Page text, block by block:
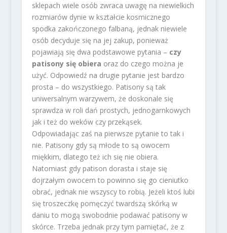
sklepach wiele osób zwraca uwagę na niewielkich
rozmiarów dynie w kształcie kosmicznego
spodka zakończonego falbaną, jednak niewiele
osób decyduje się na jej zakup, ponieważ
pojawiają się dwa podstawowe pytania – czy
patisony się obiera oraz do czego można je
użyć. Odpowiedź na drugie pytanie jest bardzo
prosta – do wszystkiego. Patisony są tak
uniwersalnym warzywem, że doskonale się
sprawdza w roli dań prostych, jednogarnkowych
jak i też do weków czy przekąsek.
Odpowiadając zaś na pierwsze pytanie to tak i
nie. Patisony gdy są młode to są owocem
miękkim, dlatego też ich się nie obiera.
Natomiast gdy patison dorasta i staje się
dojrzałym owocem to powinno się go cieniutko
obrać, jednak nie wszyscy to robią. Jeżeli ktoś lubi
się troszeczkę pomęczyć twardszą skórką w
daniu to mogą swobodnie podawać patisony w
skórce. Trzeba jednak przy tym pamiętać, że z